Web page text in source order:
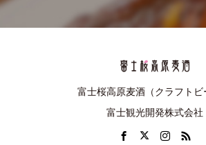
富士桜高原麦酒（クラフトビ
富士観光開発株式会社